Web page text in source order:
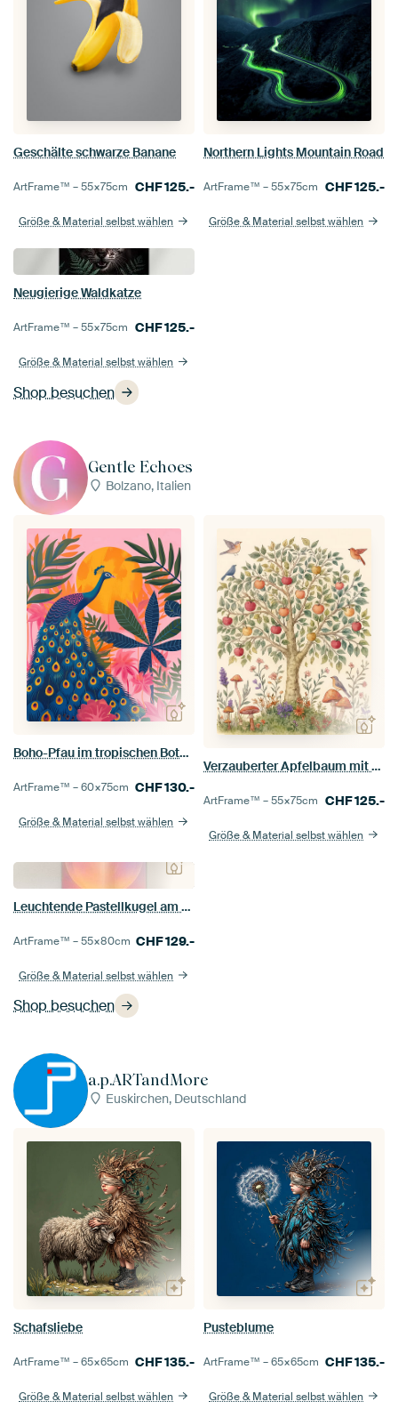
Shop besuchen
Geschälte schwarze Banane
ArtFrame™ –55×75cm CHF125.-
Größe & Material selbst wählen
Northern Lights Mountain Road
ArtFrame™ –55×75cm CHF125.-
Größe & Material selbst wählen
Neugierige Waldkatze
ArtFrame™ –55×75cm CHF125.-
Größe & Material selbst wählen
Gentle Echoes
Bolzano, Italien
Shop besuchen
Boho-Pfau im tropischen Botanischen Garten
ArtFrame™ –60×75cm CHF130.-
Größe & Material selbst wählen
Verzauberter Apfelbaum mit Vögeln und Pilzen
ArtFrame™ –55×75cm CHF125.-
Größe & Material selbst wählen
Leuchtende Pastellkugel am blauen Himmel
ArtFrame™ –55×80cm CHF129.-
Größe & Material selbst wählen
a.p.ARTandMore
Euskirchen, Deutschland
Schafsliebe
ArtFrame™ –65×65cm CHF135.-
Größe & Material selbst wählen
Pusteblume
ArtFrame™ –65×65cm CHF135.-
Größe & Material selbst wählen